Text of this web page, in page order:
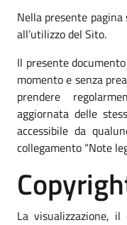
Nella presente
all’utilizzo del Sito.
Il presente
momento e senza
prendere
aggiornata delle
accessibile da
collegamento “Note
La visualizzazione,